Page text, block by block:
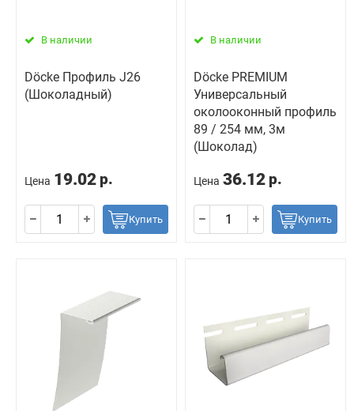
В наличии
Döcke Профиль J26
(Шоколадный)
Цена 19.02 р.
Купить
В наличии
Döcke PREMIUM
Универсальный
околооконный профиль
89 / 254 мм, 3м
(Шоколад)
Цена 36.12 р.
Купить